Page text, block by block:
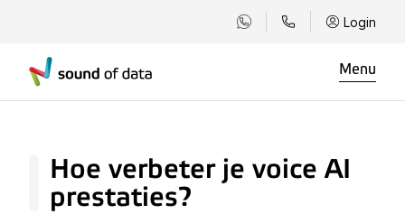
Login
Menu
Hoe verbeter je voice AI
prestaties?